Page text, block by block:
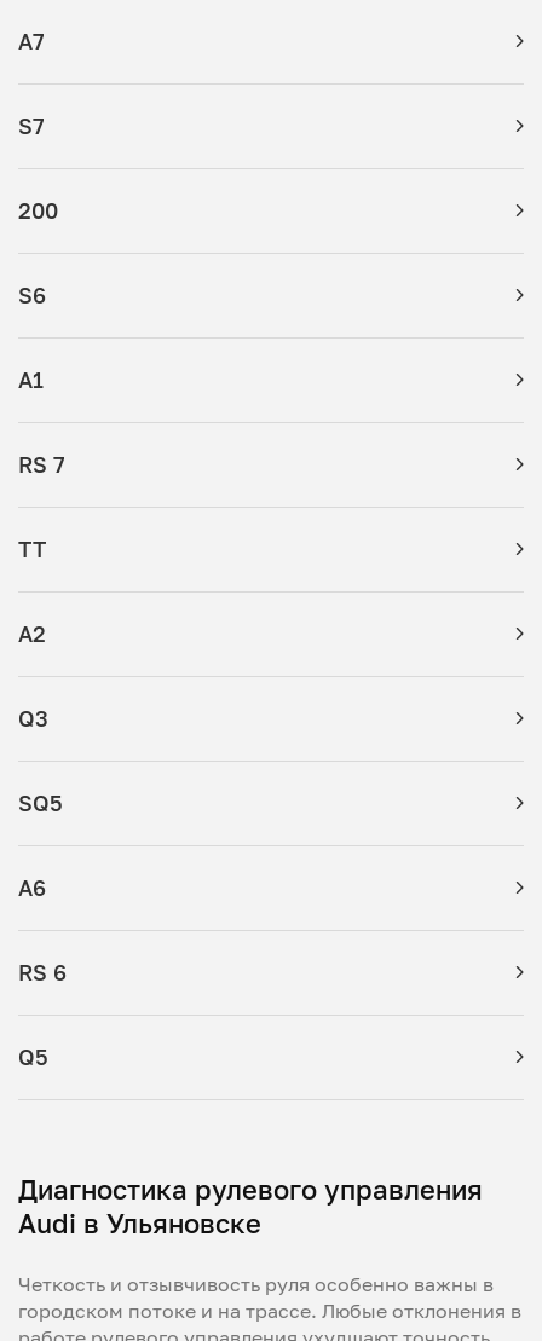
A7
S7
200
S6
A1
RS 7
TT
A2
Q3
SQ5
A6
RS 6
Q5
Диагностика рулевого управления
Audi в Ульяновске
Четкость и отзывчивость руля особенно важны в
городском потоке и на трассе. Любые отклонения в